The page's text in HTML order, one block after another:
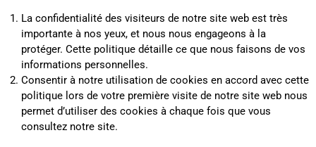
La confidentialité des visiteurs de notre site web est très
importante à nos yeux, et nous nous engageons à la
protéger. Cette politique détaille ce que nous faisons de vos
informations personnelles.
Consentir à notre utilisation de cookies en accord avec cette
politique lors de votre première visite de notre site web nous
permet d’utiliser des cookies à chaque fois que vous
consultez notre site.